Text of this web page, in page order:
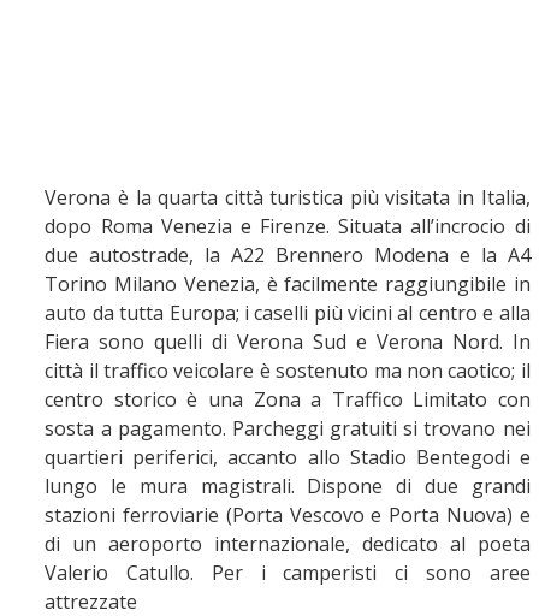
Verona è la quarta città turistica più visitata in Italia,
dopo Roma Venezia e Firenze. Situata all’incrocio di
due autostrade, la A22 Brennero Modena e la A4
Torino Milano Venezia, è facilmente raggiungibile in
auto da tutta Europa; i caselli più vicini al centro e alla
Fiera sono quelli di Verona Sud e Verona Nord. In
città il traffico veicolare è sostenuto ma non caotico; il
centro storico è una Zona a Traffico Limitato con
sosta a pagamento. Parcheggi gratuiti si trovano nei
quartieri periferici, accanto allo Stadio Bentegodi e
lungo le mura magistrali. Dispone di due grandi
stazioni ferroviarie (Porta Vescovo e Porta Nuova) e
di un aeroporto internazionale, dedicato al poeta
Valerio Catullo. Per i camperisti ci sono aree
attrezzate